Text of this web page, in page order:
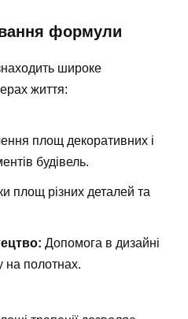
формули
широке
життя:
площ декоративних і
будівель.
площ різних деталей та
Допомога в дизайні
на полотнах.